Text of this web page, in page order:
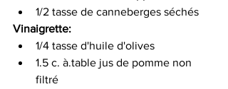
1/2 tasse de canneberges séchés
Vinaigrette:
1/4 tasse d'huile d'olives
1.5 c. à.table jus de pomme non
filtré